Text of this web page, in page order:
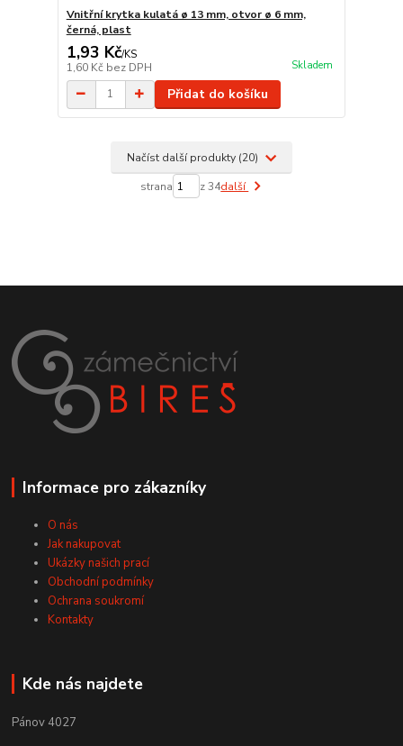
Vnitřní krytka kulatá ø 13 mm, otvor ø 6 mm,
černá, plast
1,93 Kč/KS
1,60 Kč bez DPH Skladem
Přidat do košíku
Načíst další produkty (20)
strana z 34další
Informace pro zákazníky
O nás
Jak nakupovat
Ukázky našich prací
Obchodní podmínky
Ochrana soukromí
Kontakty
Kde nás najdete
Pánov 4027